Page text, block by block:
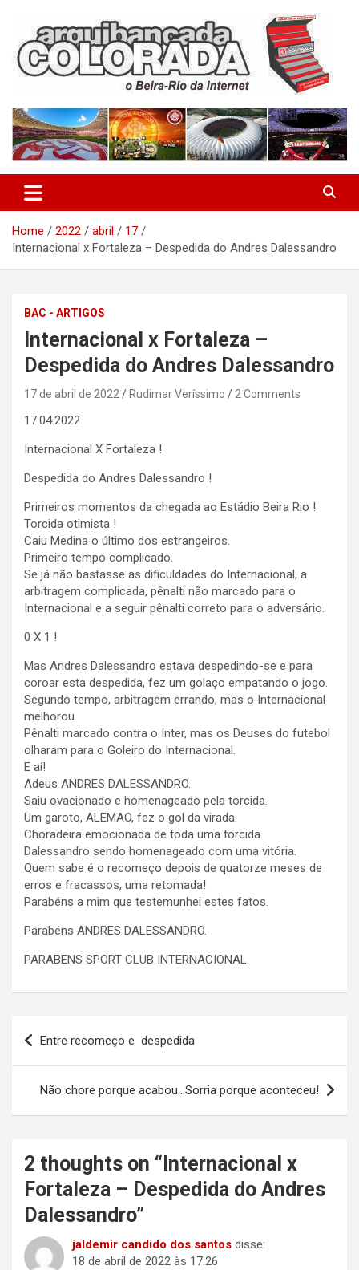
content
Arquibancada Colorada
Home 2022 abril
17
Internacional x Fortaleza – Despedida do Andres Dalessandro
BAC - ARTIGOS
Internacional x Fortaleza –
Despedida do Andres Dalessandro
17 de abril de 2022 Rudimar Veríssimo 2 Comments
17.04.2022
Internacional X Fortaleza !
Despedida do Andres Dalessandro !
Primeiros momentos da chegada ao Estádio Beira Rio !
Torcida otimista !
Caiu Medina o último dos estrangeiros.
Primeiro tempo complicado.
Se já não bastasse as dificuldades do Internacional, a
arbitragem complicada, pênalti não marcado para o
Internacional e a seguir pênalti correto para o adversário.
0 X 1 !
Mas Andres Dalessandro estava despedindo-se e para
coroar esta despedida, fez um golaço empatando o jogo.
Segundo tempo, arbitragem errando, mas o Internacional
melhorou.
Pênalti marcado contra o Inter, mas os Deuses do futebol
olharam para o Goleiro do Internacional.
E aí!
Adeus ANDRES DALESSANDRO.
Saiu ovacionado e homenageado pela torcida.
Um garoto, ALEMAO, fez o gol da virada.
Choradeira emocionada de toda uma torcida.
Dalessandro sendo homenageado com uma vitória.
Quem sabe é o recomeço depois de quatorze meses de
erros e fracassos, uma retomada!
Parabéns a mim que testemunhei estes fatos.
Parabéns ANDRES DALESSANDRO.
PARABENS SPORT CLUB INTERNACIONAL.
Navegação
de
Post
Entre recomeço e despedida
Não chore porque acabou…Sorria porque aconteceu!
2 thoughts on “ Internacional x
Fortaleza – Despedida do Andres
Dalessandro”
jaldemir candido dos santos disse:
18 de abril de 2022 às 17:26